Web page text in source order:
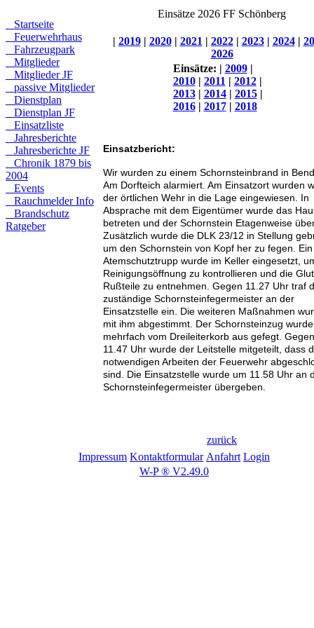
Startseite
Feuerwehrhaus
Fahrzeugpark
Mitglieder
Mitglieder JF
passive Mitglieder
Dienstplan
Dienstplan JF
Einsatzliste
Jahresberichte
Jahresberichte JF
Chronik 1879 bis
2004
Events
Rauchmelder Info
Brandschutz
Ratgeber
Einsätze 2026 FF Schönberg
| 2019| 2020| 2021 | 2022| 2023| 2024|
2026
Einsätze: | 2009|
2010| 2011 | 2012|
2013| 2014| 2015|
2016| 2017| 2018
Einsatzbericht:
Wir wurden zu einem Schornsteinbrand in
Am Dorfteich alarmiert. Am Einsatzort wurden
der örtlichen Wehr in die Lage eingewiesen. In
Absprache mit dem Eigentümer wurde das
betreten und der Schornstein Etagenweise
Zusätzlich wurde die DLK 23/12 in Stellung
um den Schornstein von Kopf her zu fegen. Ein
Atemschutztrupp wurde im Keller eingesetzt,
Reinigungsöffnung zu kontrollieren und die
Rußteile zu entnehmen. Gegen 11.27 Uhr traf
zuständige Schornsteinfegermeister an der
Einsatzstelle ein. Die weiteren Maßnahmen
mit ihm abgestimmt. Der Schornsteinzug
mehrfach vom Dreileiterkorb aus gefegt. Gegen
11.47 Uhr wurde der Leitstelle mitgeteilt, dass
notwendigen Arbeiten der Feuerwehr
sind. Die Einsatzstelle wurde um 11.58 Uhr an
Schornsteinfegermeister übergeben.
zurück
Impressum Kontaktformular Anfahrt Login
W-P ® V2.49.0